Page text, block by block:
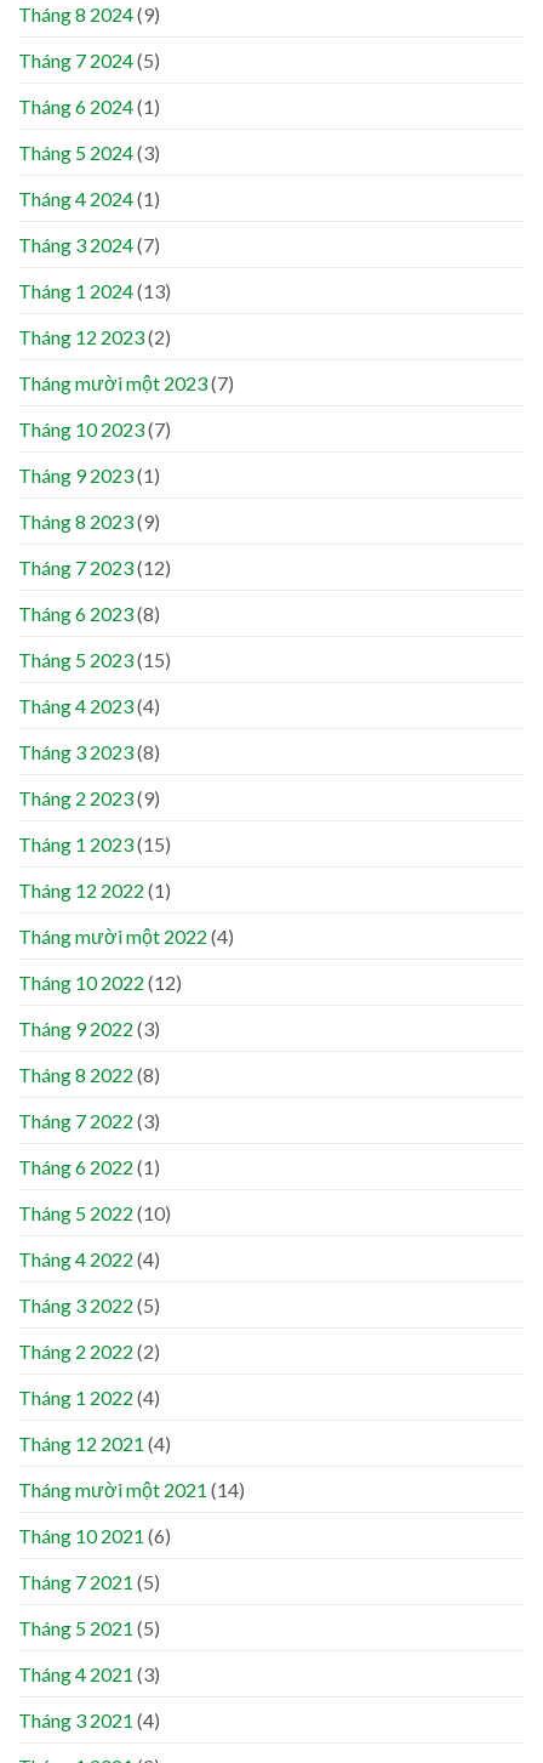
Tháng 8 2024(9)
Tháng 7 2024(5)
Tháng 6 2024(1)
Tháng 5 2024(3)
Tháng 4 2024(1)
Tháng 3 2024(7)
Tháng 1 2024(13)
Tháng 12 2023(2)
Tháng mười một 2023(7)
Tháng 10 2023(7)
Tháng 9 2023(1)
Tháng 8 2023(9)
Tháng 7 2023(12)
Tháng 6 2023(8)
Tháng 5 2023(15)
Tháng 4 2023(4)
Tháng 3 2023(8)
Tháng 2 2023(9)
Tháng 1 2023(15)
Tháng 12 2022 (1)
Tháng mười một 2022 (4)
Tháng 10 2022 (12)
Tháng 9 2022 (3)
Tháng 8 2022 (8)
Tháng 7 2022 (3)
Tháng 6 2022 (1)
Tháng 5 2022 (10)
Tháng 4 2022 (4)
Tháng 3 2022 (5)
Tháng 2 2022 (2)
Tháng 1 2022 (4)
Tháng 12 2021 (4)
Tháng mười một 2021 (14)
Tháng 10 2021 (6)
Tháng 7 2021 (5)
Tháng 5 2021 (5)
Tháng 4 2021 (3)
Tháng 3 2021 (4)